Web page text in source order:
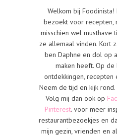
Welkom bij
bezoekt voor recepten,
misschien wel musthave
ze allemaal vinden. Kort
ben Daphne en dol op
maken heeft. Op
ontdekkingen,
Neem de tijd en kijk
Volg mij dan ook op
Pinterest. voor meer
restaurantbezoekjes en
mijn gezin, vrienden en